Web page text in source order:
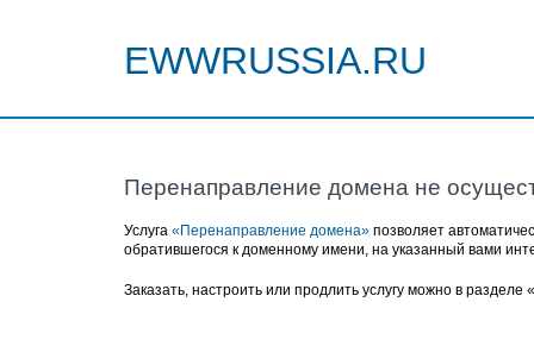
EWWRUSSIA.RU
Перенаправление домена не
Услуга «Перенаправление домена» позволяет
обратившегося к доменному имени, на указанный вами
Заказать, настроить или продлить услугу можно в разделе